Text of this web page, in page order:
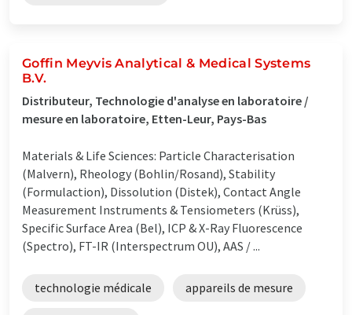
Goffin Meyvis Analytical & Medical Systems
B.V.
Distributeur, Technologie d'analyse en laboratoire /
mesure en laboratoire, Etten-Leur, Pays-Bas
Materials & Life Sciences: Particle Characterisation
(Malvern), Rheology (Bohlin/Rosand), Stability
(Formulaction), Dissolution (Distek), Contact Angle
Measurement Instruments & Tensiometers (Krüss),
Specific Surface Area (Bel), ICP & X-Ray Fluorescence
(Spectro), FT-IR (Interspectrum OU), AAS / ...
technologie médicale appareils de mesure